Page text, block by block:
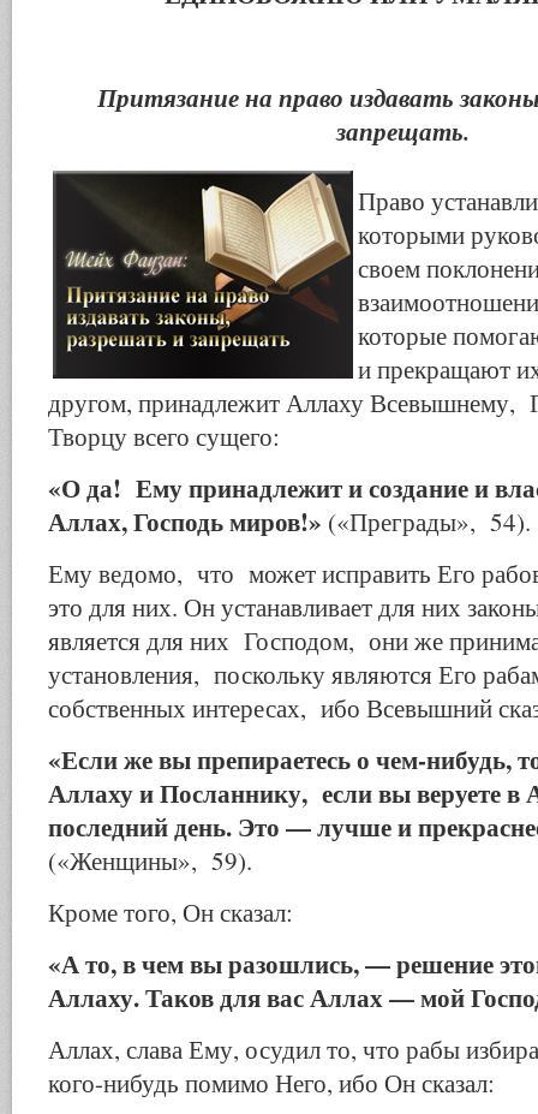
Притязание на право издавать
запрещать.
Право
которыми
своем
которые
и прекращают
другом, принадлежит Аллаху Всевышнему,
Творцу всего сущего:
«О да! Ему принадлежит и создание и
Аллах, Господь миров!» («Преграды», 54).
Ему ведомо, что может исправить Его
это для них. Он устанавливает для них
является для них Господом, они же
установления, поскольку являются Его
собственных интересах, ибо Всевышний
«Если же вы препираетесь о чем-нибудь,
Аллаху и Посланнику, если вы веруете в
последний день. Это — лучше и
(«Женщины», 59).
Кроме того, Он сказал:
«А то, в чем вы разошлись, — решение
Аллаху. Таков для вас Аллах — мой
Аллах, слава Ему, осудил то, что рабы
кого-нибудь помимо Него, ибо Он сказал: